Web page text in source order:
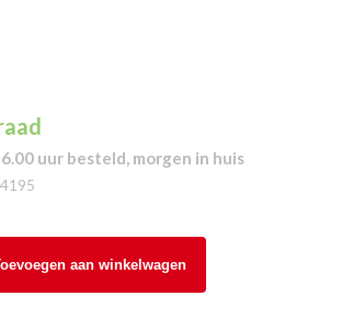
uur besteld, morgen in huis
aan winkelwagen